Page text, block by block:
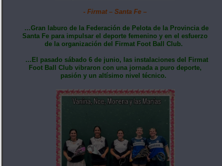
- Firmat – Santa Fe –
…Gran laburo de la Federación de Pelota de la Provincia de
Santa Fe para impulsar el deporte femenino y en el esfuerzo
de la organización del Firmat Foot Ball Club.
…El pasado sábado 6 de junio, las instalaciones del Firmat
Foot Ball Club vibraron con una jornada a puro deporte,
pasión y un altísimo nivel técnico.